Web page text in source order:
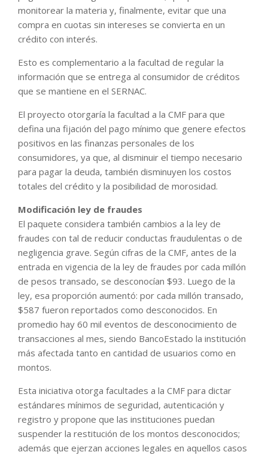
monitorear la materia y, finalmente, evitar que una
compra en cuotas sin intereses se convierta en un
crédito con interés.
Esto es complementario a la facultad de regular la
información que se entrega al consumidor de créditos
que se mantiene en el SERNAC.
El proyecto otorgaría la facultad a la CMF para que
defina una fijación del pago mínimo que genere efectos
positivos en las finanzas personales de los
consumidores, ya que, al disminuir el tiempo necesario
para pagar la deuda, también disminuyen los costos
totales del crédito y la posibilidad de morosidad.
Modificación ley de fraudes
El paquete considera también cambios a la ley de
fraudes con tal de reducir conductas fraudulentas o de
negligencia grave. Según cifras de la CMF, antes de la
entrada en vigencia de la ley de fraudes por cada millón
de pesos transado, se desconocían $93. Luego de la
ley, esa proporción aumentó: por cada millón transado,
$587 fueron reportados como desconocidos. En
promedio hay 60 mil eventos de desconocimiento de
transacciones al mes, siendo BancoEstado la institución
más afectada tanto en cantidad de usuarios como en
montos.
Esta iniciativa otorga facultades a la CMF para dictar
estándares mínimos de seguridad, autenticación y
registro y propone que las instituciones puedan
suspender la restitución de los montos desconocidos;
además que ejerzan acciones legales en aquellos casos